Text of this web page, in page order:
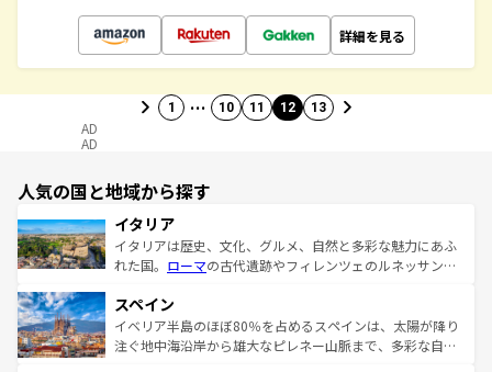
詳細を見る
1 … 10 11 12 13
AD
AD
人気の国と地域から探す
イタリア
イタリアは歴史、文化、グルメ、自然と多彩な魅力にあふ
れた国。 ローマの古代遺跡やフィレンツェのルネッサンス
ろん、トスカーナの美しい田園風景やアマルフィ海岸の絶
景など、自然景観も見逃せない。観光の合間には、本場の
ピザやパスタなど、絶品のイタリア料理を堪能することも
スペイン
イベリア半島のほぼ80％を占めるスペインは、太陽が降り
注ぐ地中海沿岸から雄大なピレネー山脈まで、多彩な自然